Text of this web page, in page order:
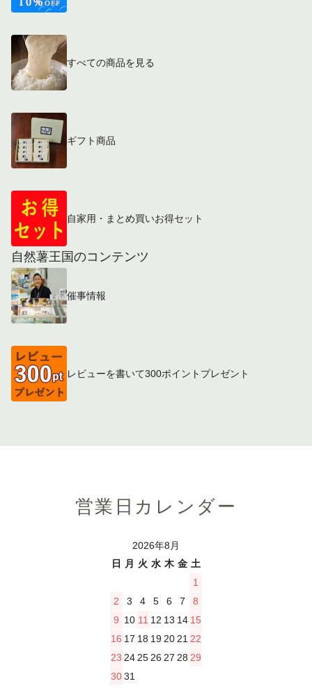
すべての商品を見る
ギフト商品
自家用・まとめ買いお得セット
自然薯王国のコンテンツ
催事情報
レビューを書いて300ポイントプレゼント
営業日カレンダー
2026年8月
日
月 火 水 木 金 土
1
2
3 4 5 6 7
8
9 10 11 12 13 14 15
16 17 18 19 20 21 22
23 24 25 26 27 28 29
3031